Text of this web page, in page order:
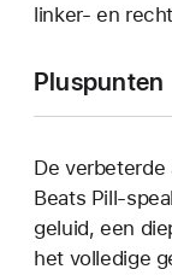
linker- en
Pluspunten
De
Beats Pill-
geluid, een
het volledige